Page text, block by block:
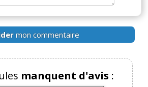
mon commentaire
manquent d'avis :